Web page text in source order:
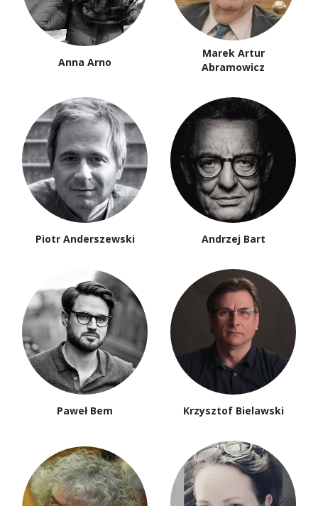
Anna Arno
Marek Artur
Abramowicz
Piotr Anderszewski Andrzej Bart
Paweł Bem Krzysztof Bielawski